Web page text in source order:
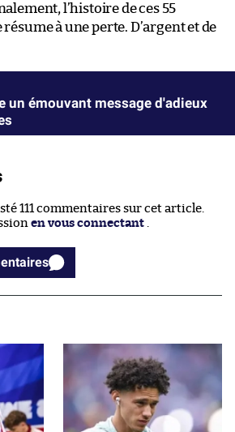
l’histoire de ces 55
à une perte. D’argent et de
un émouvant message d'adieux
111 commentaires sur cet article.
en vous connectant
commentaires